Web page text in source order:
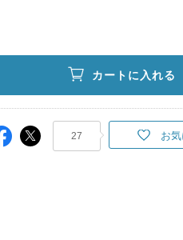
カートに入れる
27 お